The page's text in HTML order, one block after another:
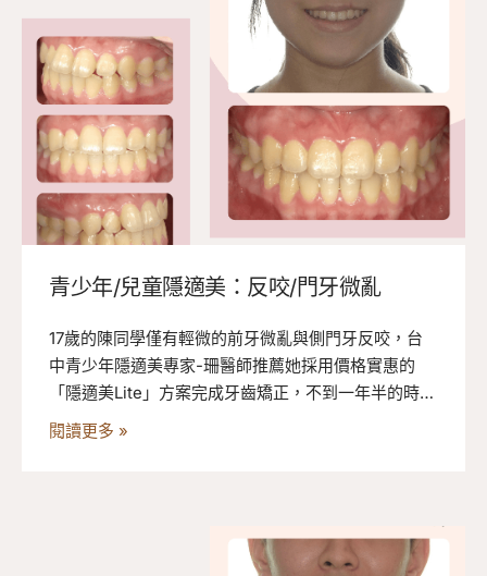
青少年/兒童隱適美：反咬/門牙微亂
17歲的陳同學僅有輕微的前牙微亂與側門牙反咬，台
中青少年隱適美專家-珊醫師推薦她採用價格實惠的
「隱適美Lite」方案完成牙齒矯正，不到一年半的時
間，就輕鬆解決側門牙反咬和門牙微亂問題，笑容更
閱讀更多 »